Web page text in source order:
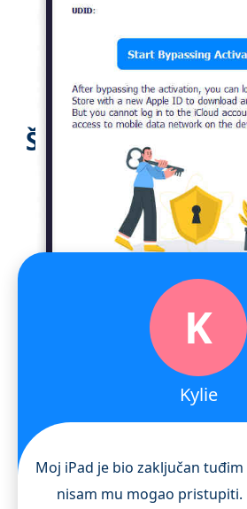
Što korisnici
iPassBye
K
Kylie
Moj iPad je bio zaključan
nisam mu mogao pristupiti.